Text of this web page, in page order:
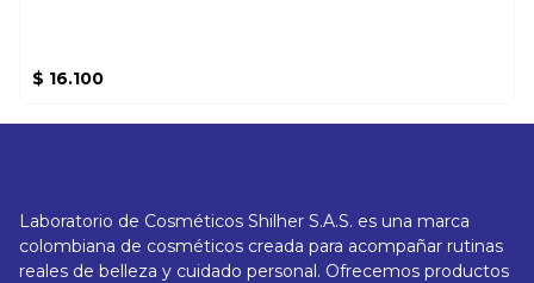
$ 16.100
Laboratorio de Cosméticos Shilher S.A.S. es una marca
colombiana de cosméticos creada para acompañar rutinas
reales de belleza y cuidado personal. Ofrecemos productos